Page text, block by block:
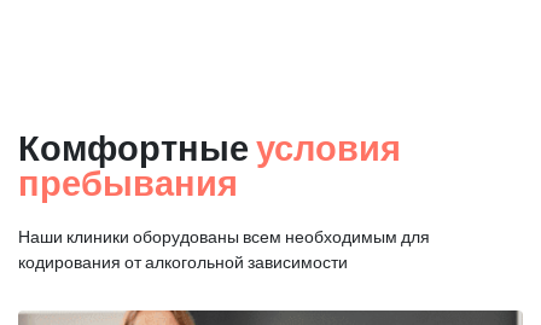
Комфортные условия
пребывания
Наши клиники оборудованы всем необходимым для
кодирования от алкогольной зависимости